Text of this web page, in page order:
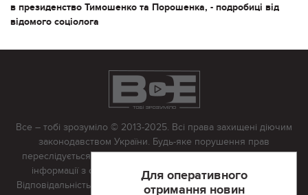
в президенство Тимошенко та Порошенка, - подробиці від
відомого соціолога
Для оперативного
отримання новин
Все – тобі зрозуміло © 2013-2025. Всі права захищені діючим
законодавством України. Будь-яке порушення прав
переслідується в судовому порядку. Будь-яке відтворення
інформації з сайту тільки з письмово дозволу редакції.
Відповідальність за достовірність усіх матеріалів, розміщених